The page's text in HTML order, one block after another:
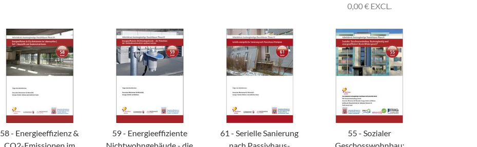
0,00€ EXCL.
58 - Energieeffizienz &
CO2-Emissionen im
59 - Energieeffiziente
Nichtwohngebäude - die
61 - Serielle Sanierung
nach Passivhaus-
55 - Sozialer
Geschosswohnbau: